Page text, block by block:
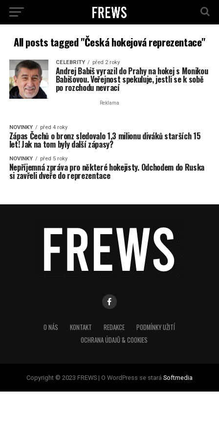
All posts tagged "Česká hokejová reprezentace"
CELEBRITY před 2 roky
Andrej Babiš vyrazil do Prahy na hokej s Monikou
Babišovou. Veřejnost spekuluje, jestli se k sobě
po rozchodu nevrací
Reklama
NOVINKY před 4 roky
Zápas Čechů o bronz sledovalo 1,3 milionu diváků starších 15
let! Jak na tom byly další zápasy?
NOVINKY před 5 roky
Nepříjemná zpráva pro některé hokejisty. Odchodem do Ruska
si zavřeli dveře do reprezentace
O NÁS KONTAKT REDAKCE
PODMÍNKY UŽITÍ
OCHRANA ÚDAJŮ & COOKIES
Copyright © 2023 FREWS | O WordPress se stará Softmedia